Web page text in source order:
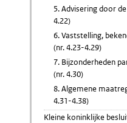
5. Advisering door
4.22)
6. Vaststelling,
(nr. 4.23-4.29)
7. Bijzonderheden
(nr. 4.30)
8. Algemene
4.31-4.38)
Kleine koninklijke